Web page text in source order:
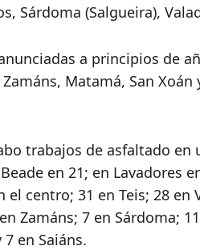
Sárdoma (Salgueira),
a principios de
Matamá, San
trabajos de asfaltado en
en 21; en Lavadores
el centro; 31 en Teis; 28 en
Zamáns; 7 en Sárdoma;
en Saiáns.